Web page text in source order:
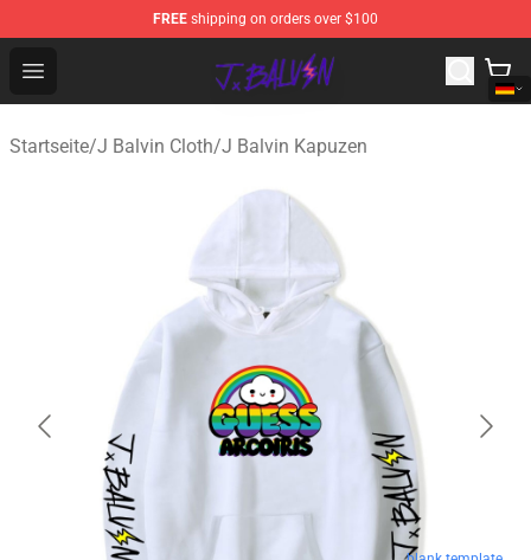
FREE shipping on orders over $100
Open menu
J Balvin Store - Official J Balvin Merchandise Shop
Startseite/J Balvin Cloth/J Balvin Kapuzen
blank template